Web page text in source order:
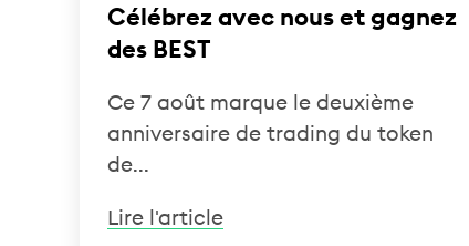
Célébrez avec nous et gagnez
des BEST
Ce 7 août marque le deuxième
anniversaire de trading du token
de...
Lire l'article